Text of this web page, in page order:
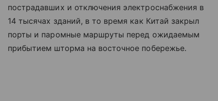
пострадавших и отключения электроснабжения в
14 тысячах зданий, в то время как Китай закрыл
порты и паромные маршруты перед ожидаемым
прибытием шторма на восточное побережье.